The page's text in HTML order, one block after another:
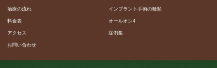
治療の流れ
料金表
アクセス
お問い合わせ
インプラント手術の種類
オールオン4
症例集